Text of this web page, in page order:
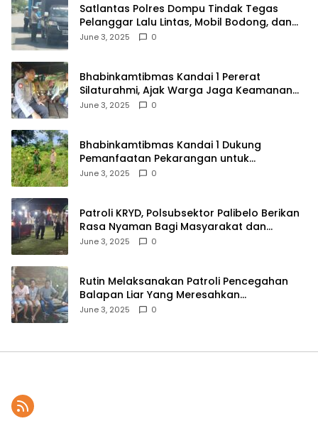
Satlantas Polres Dompu Tindak Tegas
Pelanggar Lalu Lintas, Mobil Bodong, dan
Kendaraan Tak Bayar Pajak
June 3, 2025 0
Bhabinkamtibmas Kandai 1 Pererat
Silaturahmi, Ajak Warga Jaga Keamanan
Lingkungan
June 3, 2025 0
Bhabinkamtibmas Kandai 1 Dukung
Pemanfaatan Pekarangan untuk
Ketahanan Pangan Menuju Indonesia Emas
June 3, 2025 0
Patroli KRYD, Polsubsektor Palibelo Berikan
Rasa Nyaman Bagi Masyarakat dan
Antisipasi Aksi Menjurus Premanisme
June 3, 2025 0
Rutin Melaksanakan Patroli Pencegahan
Balapan Liar Yang Meresahkan
Masyarakat, Polsek Soromandi
June 3, 2025 0